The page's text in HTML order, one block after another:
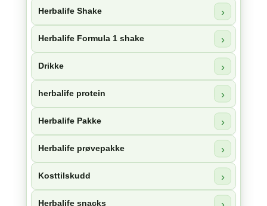
Herbalife Shake
Herbalife Formula 1 shake
Drikke
herbalife protein
Herbalife Pakke
Herbalife prøvepakke
Kosttilskudd
Herbalife snacks